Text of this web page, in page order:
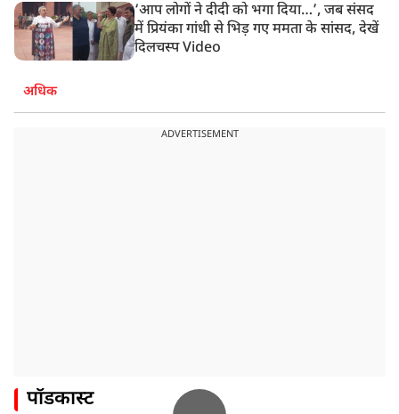
‘आप लोगों ने दीदी को भगा दिया…’, जब संसद
में प्रियंका गांधी से भिड़ गए ममता के सांसद, देखें
दिलचस्प Video
अधिक
ADVERTISEMENT
पॉडकास्ट